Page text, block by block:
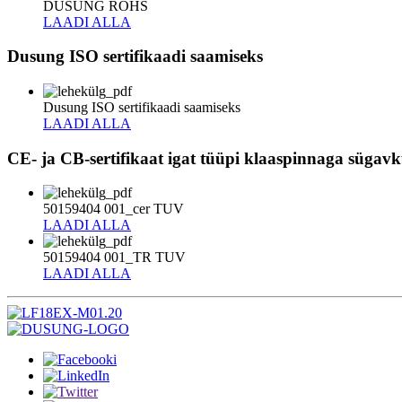
DUSUNG ROHS
LAADI ALLA
Dusung ISO sertifikaadi saamiseks
Dusung ISO sertifikaadi saamiseks
LAADI ALLA
CE- ja CB-sertifikaat igat tüüpi klaaspinnaga
50159404 001_cer TUV
LAADI ALLA
50159404 001_TR TUV
LAADI ALLA